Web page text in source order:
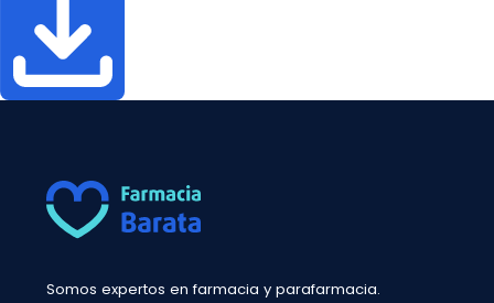
Somos expertos en farmacia y parafarmacia.